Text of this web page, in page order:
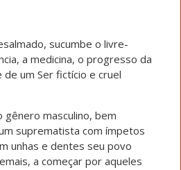
sucumbe o livre-
a medicina, o progresso da
de um Ser fictício e cruel
gênero masculino, bem
suprematista com ímpetos
unhas e dentes seu povo
a começar por aqueles